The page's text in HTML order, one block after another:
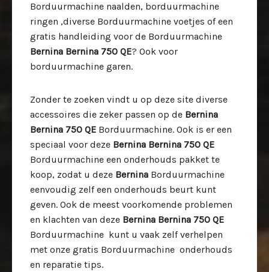
Borduurmachine naalden, borduurmachine
ringen ,diverse Borduurmachine voetjes of een
gratis handleiding voor de Borduurmachine
Bernina Bernina 750 QE? Ook voor
borduurmachine garen.
Zonder te zoeken vindt u op deze site diverse
accessoires die zeker passen op de Bernina
Bernina 750 QE Borduurmachine. Ook is er een
speciaal voor deze Bernina Bernina 750 QE
Borduurmachine een onderhouds pakket te
koop, zodat u deze Bernina Borduurmachine
eenvoudig zelf een onderhouds beurt kunt
geven. Ook de meest voorkomende problemen
en klachten van deze Bernina Bernina 750 QE
Borduurmachine kunt u vaak zelf verhelpen
met onze gratis Borduurmachine onderhouds
en reparatie tips.